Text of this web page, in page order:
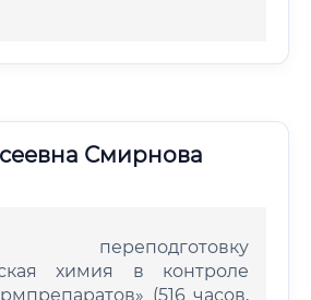
Смирнова
химия в контроле
(516 часов,